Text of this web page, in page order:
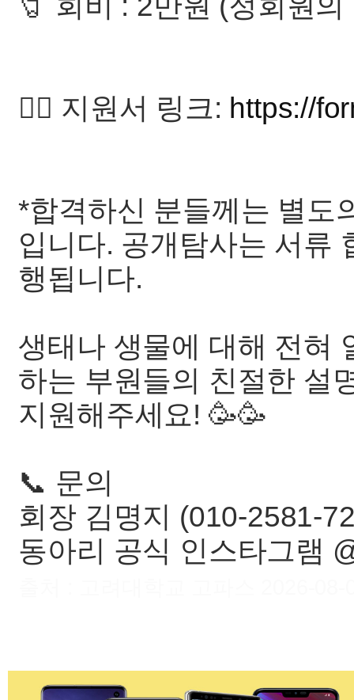
👉🏻 지원서 링크: https://
*합격하신 분들께는 별도
입니다. 공개탐사는 서류
행됩니다.
생태나 생물에 대해 전혀
하는 부원들의 친절한 설
지원해주세요! 🥳🥳
📞 문의
회장 김명지 (010-2581-
동아리 공식 인스타그램